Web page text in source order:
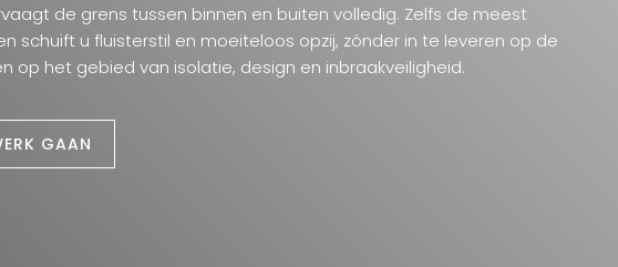
de grens tussen binnen en buiten volledig. Zelfs de meest
schuift u fluisterstil en moeiteloos opzij, zónder in te leveren op de
op het gebied van isolatie, design en inbraakveiligheid.
GAAN